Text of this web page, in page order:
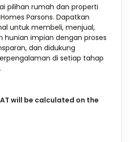
pilihan rumah dan properti
Parsons. Dapatkan
untuk membeli, menjual,
hunian impian dengan proses
dan didukung
di setiap tahap
will be calculated on the